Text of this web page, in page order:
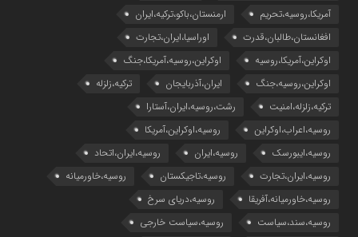
آمریکا،روسیه،تحریم
ارمنستان،باکو،ترکیه،ایران
افغانستان،طالبان،قدرت
اوراسیا،ایران،تجارت
اوکراین،آمریکا،روسیه
اوکراین،روسیه،آمریکا،جنگ
اوکراین،روسیه،جنگ
ایران،آذربایجان
ترکیه،زلزله
ترکیه،زلزله،امنیت
رشت،روسیه،ایران،آستارا
روسیه،اعراب،اوکراین
روسیه،اوکراین،آمریکا
روسیه،ایبورسک
روسیه،ایران
روسیه،ایران،اتحاد
روسیه،ایران،تجارت
روسیه،تاجیکستان
روسیه،خاورمیانه
روسیه،خاورمیانه،آفریقا
روسیه،دریای سرخ
روسیه،سند،سیاست
روسیه،سیاست خارجی